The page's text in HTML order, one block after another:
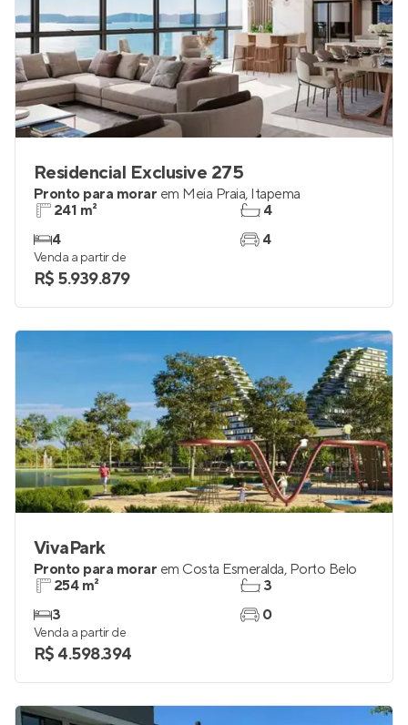
Residencial Exclusive 275
Pronto para morar em Meia Praia, Itapema
241 m²
4
4
4
Venda a partir de
R$ 5.939.879
VivaPark
Pronto para morar em Costa Esmeralda, Porto Belo
254 m²
3
3
0
Venda a partir de
R$ 4.598.394